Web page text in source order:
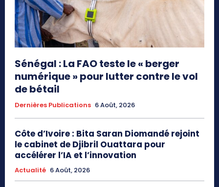
Sénégal : La FAO teste le « berger
numérique » pour lutter contre le vol
de bétail
Dernières Publications 6 Août, 2026
Côte d’Ivoire : Bita Saran Diomandé rejoint
le cabinet de Djibril Ouattara pour
accélérer l’IA et l’innovation
Actualité 6 Août, 2026